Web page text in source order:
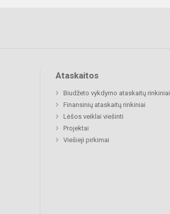
Ataskaitos
Biudžeto vykdymo ataskaitų rinkiniai
Finansinių ataskaitų rinkiniai
Lėšos veiklai viešinti
Projektai
Viešieji pirkimai